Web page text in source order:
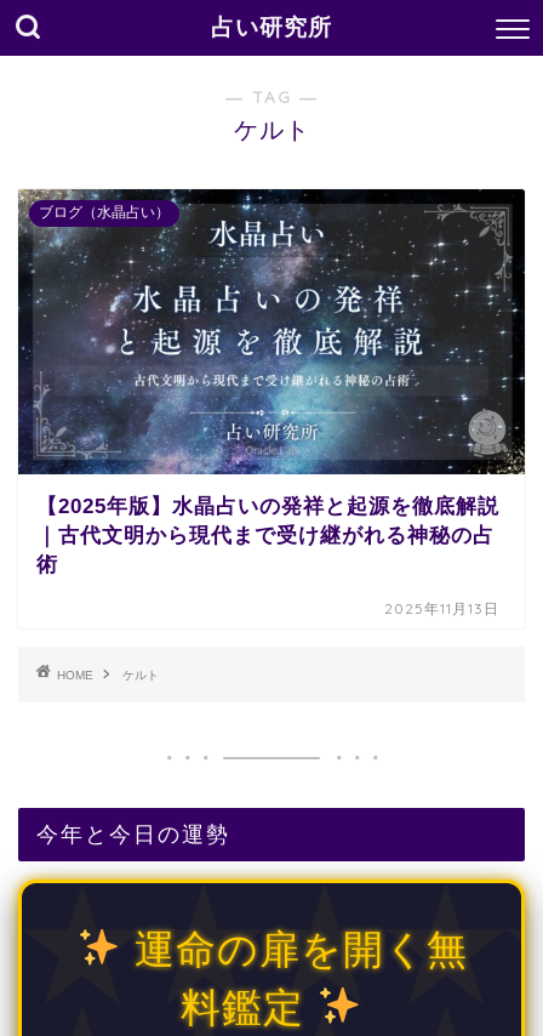
占い研究所
― TAG ―
ケルト
ブログ（水晶占い）
【2025年版】水晶占いの発祥と起源を徹底解説
｜古代文明から現代まで受け継がれる神秘の占
術
2025年11月13日
HOME ケルト
今年と今日の運勢
運命の扉を開く無
料鑑定